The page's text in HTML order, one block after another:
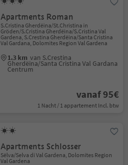
Apartments Roman
S.Cristina Gherdëina/St.Christina in
Gröden/S.Cristina Gherdëina/S.Cristina Val
Gardena, S.Crestina Gherdëina/Santa Cristina
Val Gardana, Dolomites Region Val Gardena
1.3 km van S.Crestina
Gherdëina/Santa Cristina Val Gardana
Centrum
vanaf 95€
1 Nacht / 1 appartement Incl. btw
Apartments Schlosser
Sëlva/Selva di Val Gardena, Dolomites Region
Val Gardena